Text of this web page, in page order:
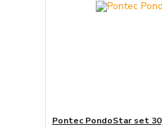
Pontec PondoStar set 30